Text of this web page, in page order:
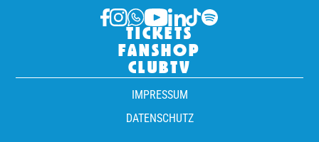
TICKETS
FANSHOP
CLUBTV
IMPRESSUM
DATENSCHUTZ